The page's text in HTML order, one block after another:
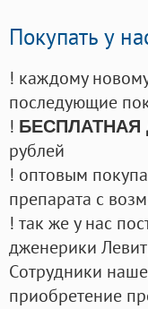
Покупать у
! каждому
последующие
! БЕСПЛАТНАЯ
рублей
! оптовым
препарата с
! так же у нас
дженерики
Cотрудники
приобретение